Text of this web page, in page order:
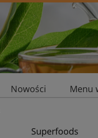
Nowości Menu
Superfoods